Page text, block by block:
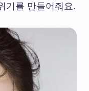
기를 만들어줘요.